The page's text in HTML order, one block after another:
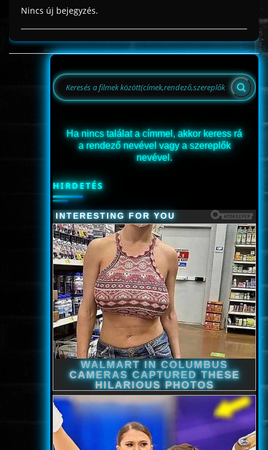
Nincs új bejegyzés.
Ha nincs találat a címmel, akkor keress rá
a rendező nevével vagy a szereplők
nevével.
HIRDETÉS